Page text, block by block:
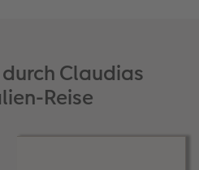
Claudias
Reise